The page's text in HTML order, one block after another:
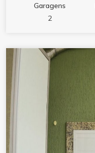
Garagens
2